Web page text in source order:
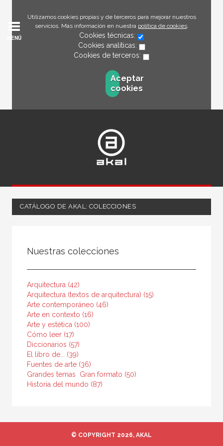
Utilizamos cookies propias y de terceros para mejorar nuestros
servicios. Más información en nuestra política de cookies.
Cookies técnicas:
Cookies analíticas:
Cookies de terceros:
Aceptar
cookies
MENÚ
CATÁLOGO DE AKAL: COLECCIONES
Ciencias humanas y sociales
Arquitectura
Historia de la arquitectura
MATERIAS
Historia de la arquitectura
Teoría de la arquitectura
España
Jardinería y paisaje
Nuestras colecciones
Arquitectura (42)
Arquitectura (textos de arquitectura) (15)
Arte contemporáneo (46)
Arte en contexto (16)
Arte y estética (100)
Cómo leer (17)
Diccionarios (57)
El libro de... (39)
Fuentes de arte (36)
Grandes temas  Gran formato (50)
Historia del mundo (87)
© COPYRIGHT 2026, AKAL